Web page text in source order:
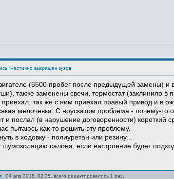
Частично выкрашен кузов
(5500 пробег после предыдущей замены) и
также заменены свечи, термостат (заклинило в
приехал, так же с ним приехал правый привод и в
мелочевка. С ноускатом проблема - почему-то
и послал (в нарушение договоренности) короткий
пытаюсь как-то решить эту проблему.
в ходовку - полиуретан или резину...
шумозоляцию салона, если настроение будет
04 апр 2018, 02:25, всего редактировалось 1 раз.